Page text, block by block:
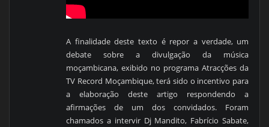
A finalidade deste texto é repor a verdade, um
debate sobre a divulgação da música
moçambicana, exibido no programa Atracções da
TV Record Moçambique, terá sido o incentivo para
a elaboração deste artigo respondendo a
afirmações de um dos convidados. Foram
chamados a intervir Dj Mandito, Fabrício Sabate,